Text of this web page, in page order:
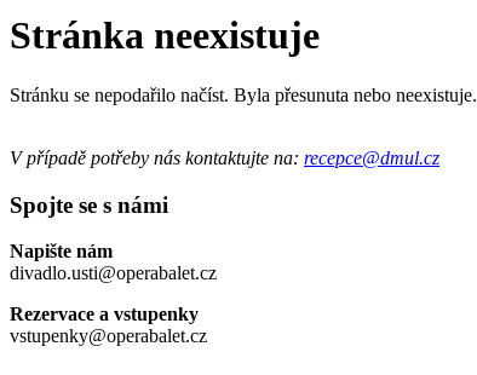
Stránka neexistuje
Stránku se nepodařilo načíst. Byla přesunuta nebo neexistuje.
V případě potřeby nás kontaktujte na: recepce@dmul.cz
Spojte se s námi
Napište nám
divadlo.usti@operabalet.cz
Rezervace a vstupenky
vstupenky@operabalet.cz